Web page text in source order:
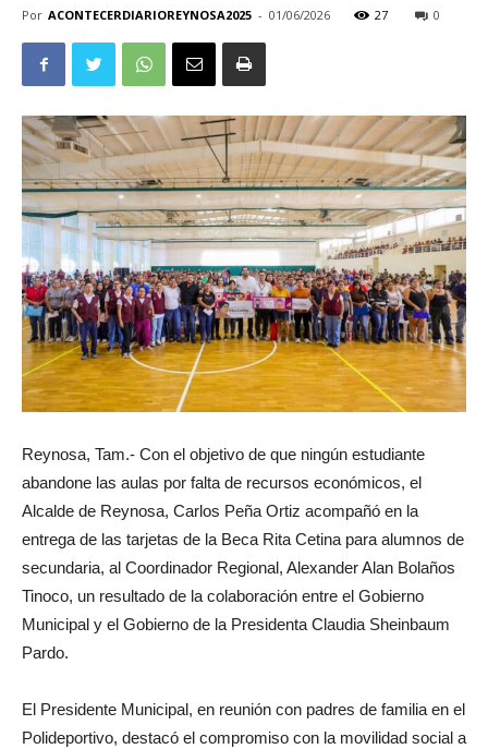
Por ACONTECERDIARIOREYNOSA2025 - 01/06/2026 27 0
Reynosa, Tam.- Con el objetivo de que ningún estudiante
abandone las aulas por falta de recursos económicos, el
Alcalde de Reynosa, Carlos Peña Ortiz acompañó en la
entrega de las tarjetas de la Beca Rita Cetina para alumnos de
secundaria, al Coordinador Regional, Alexander Alan Bolaños
Tinoco, un resultado de la colaboración entre el Gobierno
Municipal y el Gobierno de la Presidenta Claudia Sheinbaum
Pardo.
El Presidente Municipal, en reunión con padres de familia en el
Polideportivo, destacó el compromiso con la movilidad social a